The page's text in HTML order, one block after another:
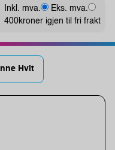
Inkl. mva.
Eks. mva.
400kroner igjen til fri frakt
Hvit